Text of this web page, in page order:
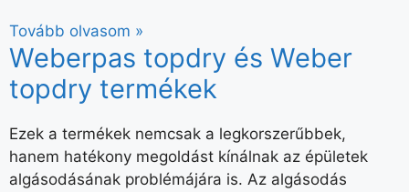
Tovább olvasom »
Weberpas topdry és Weber
topdry termékek
Ezek a termékek nemcsak a legkorszerűbbek,
hanem hatékony megoldást kínálnak az épületek
algásodásának problémájára is. Az algásodás